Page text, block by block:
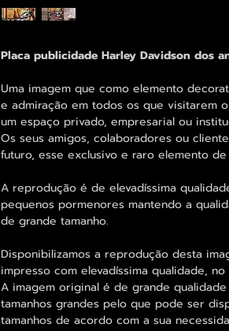
Placa publicidade Harley Davidson dos
Uma imagem que como elemento
e admiração em todos os que visitarem
um espaço privado, empresarial ou
Os seus amigos, colaboradores ou
futuro, esse exclusivo e raro elemento
A reprodução é de elevadíssima
pequenos pormenores mantendo a
de grande tamanho.
Disponibilizamos a reprodução desta
impresso com elevadíssima qualidade,
A imagem original é de grande
tamanhos grandes pelo que pode ser
tamanhos de acordo com a sua